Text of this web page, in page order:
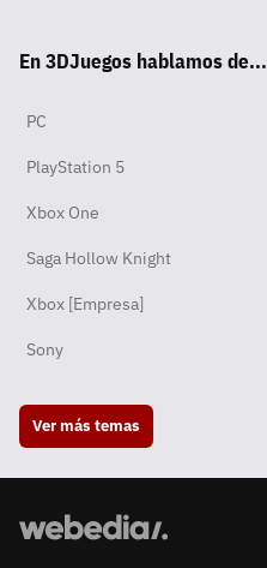
pp
ok
En 3DJuegos hablamos de...
PC
PlayStation 5
Xbox One
Saga Hollow Knight
Xbox [Empresa]
Sony
Ver más temas